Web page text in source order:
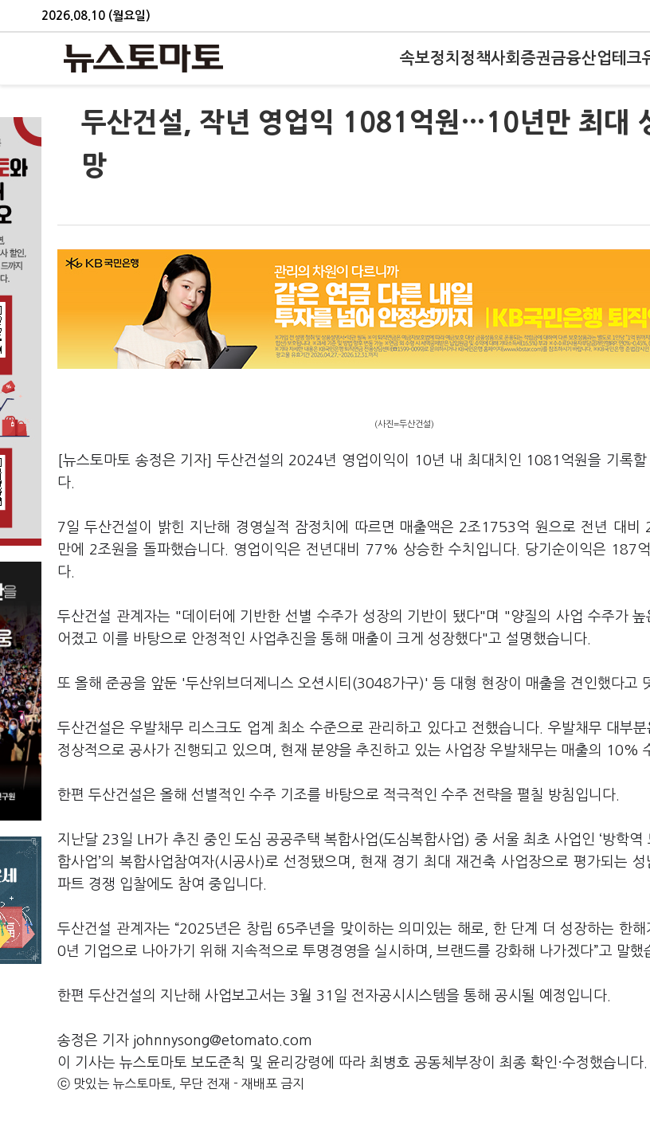
2026.08.10 (월요일)
속보정치 정책사회 증권금융산업테크
두산건설, 작년 영업익 1081억원…10년만 최대
망
(사진=두산건설)
[뉴스토마토 송정은 기자] 두산건설의 2024년 영업이익이 10년 내 최대치인 1081억원을 기록할
다.
7일 두산건설이 밝힌 지난해 경영실적 잠정치에 따르면 매출액은 2조1753억 원으로 전년 대
만에 2조원을 돌파했습니다. 영업이익은 전년대비 77% 상승한 수치입니다. 당기순이익은 187
다.
두산건설 관계자는 "데이터에 기반한 선별 수주가 성장의 기반이 됐다"며 "양질의 사업 수주가 높
어졌고 이를 바탕으로 안정적인 사업추진을 통해 매출이 크게 성장했다"고 설명했습니다.
또 올해 준공을 앞둔 '두산위브더제니스 오션시티(3048가구)' 등 대형 현장이 매출을 견인했다고
두산건설은 우발채무 리스크도 업계 최소 수준으로 관리하고 있다고 전했습니다. 우발채무 대부분
정상적으로 공사가 진행되고 있으며, 현재 분양을 추진하고 있는 사업장 우발채무는 매출의 10%
한편 두산건설은 올해 선별적인 수주 기조를 바탕으로 적극적인 수주 전략을 펼칠 방침입니다.
지난달 23일 LH가 추진 중인 도심 공공주택 복합사업(도심복합사업) 중 서울 최초 사업인 ‘방학역
합사업’의 복합사업참여자(시공사)로 선정됐으며, 현재 경기 최대 재건축 사업장으로 평가되는
파트 경쟁 입찰에도 참여 중입니다.
두산건설 관계자는 “2025년은 창립 65주년을 맞이하는 의미있는 해로, 한 단계 더 성장하는 한해
0년 기업으로 나아가기 위해 지속적으로 투명경영을 실시하며, 브랜드를 강화해 나가겠다”고 말했
한편 두산건설의 지난해 사업보고서는 3월 31일 전자공시시스템을 통해 공시될 예정입니다.
송정은 기자 johnnysong@etomato.com
이 기사는 뉴스토마토 보도준칙 및 윤리강령에 따라 최병호 공동체부장이 최종 확인·수정했습니다.
ⓒ 맛있는 뉴스토마토, 무단 전재 - 재배포 금지